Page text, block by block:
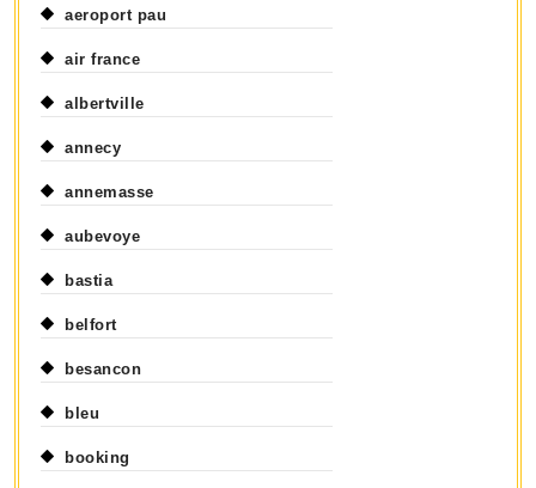
aeroport pau
air france
albertville
annecy
annemasse
aubevoye
bastia
belfort
besancon
bleu
booking